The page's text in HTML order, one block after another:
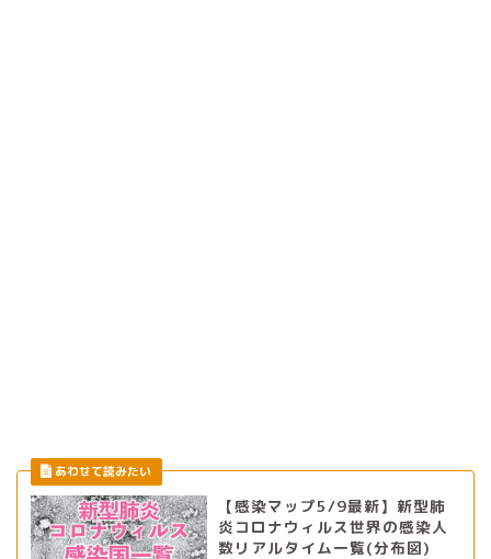
【感染マップ5/9最新】新型肺
炎コロナウィルス世界の感染人
数リアルタイム一覧(分布図)